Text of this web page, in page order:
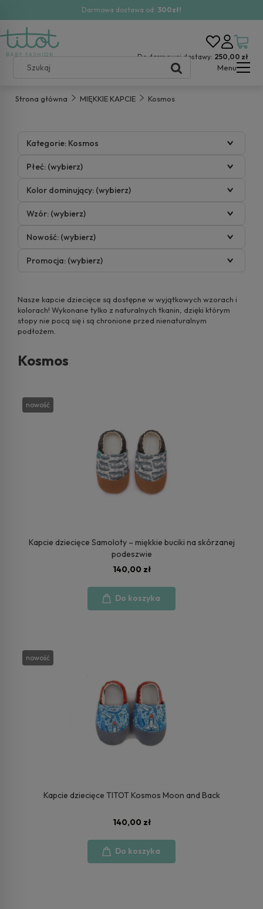
Darmowa dostawa od: 300zł!
Do darmowej dostawy: 250,00 zł
Menu
Strona główna MIĘKKIE KAPCIE Kosmos
Kategorie: Kosmos
Płeć: (wybierz)
Kolor dominujący: (wybierz)
Wzór: (wybierz)
Nowość: (wybierz)
Promocja: (wybierz)
Nasze kapcie dziecięce są dostępne w wyjątkowych wzorach i
kolorach! Wykonane tylko z naturalnych tkanin, dzięki którym
stopy nie pocą się i są chronione przed nienaturalnym
podłożem.
Kosmos
Kapcie dziecięce Samoloty – miękkie buciki na skórzanej
podeszwie
140,00 zł
Do koszyka
nowość
Kapcie dziecięce TITOT Kosmos Moon and Back
140,00 zł
Do koszyka
nowość